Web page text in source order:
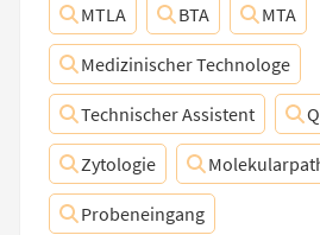
MTLA BTA MTA
Medizinischer Technologe
Technischer Assistent
Zytologie
Probeneingang